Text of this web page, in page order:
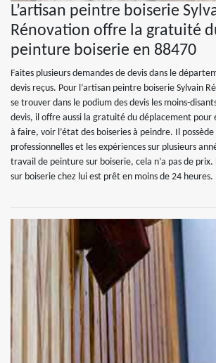
L’artisan peintre boiserie
Rénovation offre la gratuité
peinture boiserie en 88470
Faites plusieurs demandes de devis dans le
devis reçus. Pour l’artisan peintre boiserie Sylvain
se trouver dans le podium des devis les moins-
devis, il offre aussi la gratuité du déplacement pour
à faire, voir l’état des boiseries à peindre. Il
professionnelles et les expériences sur plusieurs
travail de peinture sur boiserie, cela n’a pas de
sur boiserie chez lui est prêt en moins de 24 heures.